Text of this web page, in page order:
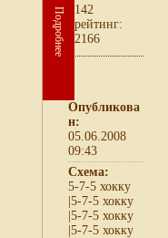
Подробнее
142
рейтинг:
2166
Опубликова
н:
05.06.2008
09:43
Схема:
5-7-5 хокку
|5-7-5 хокку
|5-7-5 хокку
|5-7-5 хокку